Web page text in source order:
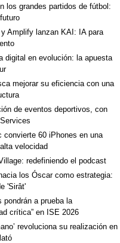
los grandes partidos de fútbol:
Amplify lanzan KAI: IA para
digital en evolución: la apuesta
mejorar su eficiencia con una
de eventos deportivos, con
convierte 60 iPhones en una
velocidad
redefiniendo el podcast
los Óscar como estrategia:
'Sirât'
pondrán a prueba la
crítica” en ISE 2026
revoluciona su realización en